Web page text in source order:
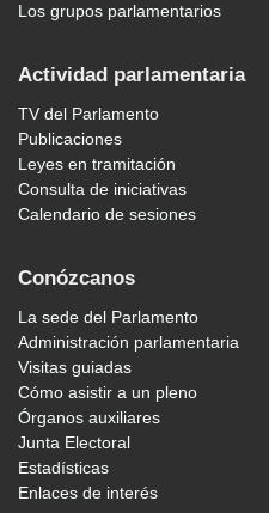
Los grupos parlamentarios
Actividad parlamentaria
TV del Parlamento
Publicaciones
Leyes en tramitación
Consulta de iniciativas
Calendario de sesiones
Conózcanos
La sede del Parlamento
Administración parlamentaria
Visitas guiadas
Cómo asistir a un pleno
Órganos auxiliares
Junta Electoral
Estadísticas
Enlaces de interés